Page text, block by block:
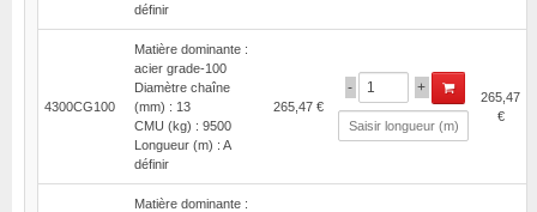
définir
4300CG100
Matière dominante :
acier grade-100
Diamètre chaîne
(mm) : 13
CMU (kg) : 9500
Longueur (m) : A
définir
265,47 €
- +
265,47
€
Matière dominante :